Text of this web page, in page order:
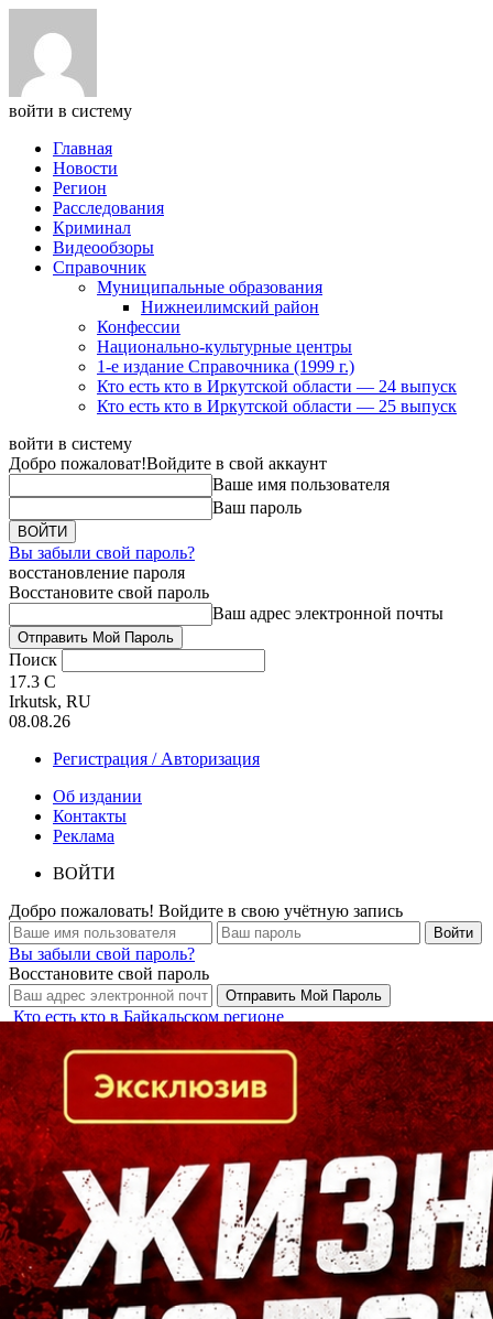
войти в систему
Главная
Новости
Регион
Расследования
Криминал
Видеообзоры
Справочник
Муниципальные образования
Нижнеилимский район
Конфессии
Национально-культурные центры
1-е издание Справочника (1999 г.)
Кто есть кто в Иркутской области — 24 выпуск
Кто есть кто в Иркутской области — 25 выпуск
войти в систему
Добро пожаловат!Войдите в свой аккаунт
Ваше имя пользователя
Ваш пароль
Вы забыли свой пароль?
восстановление пароля
Восстановите свой пароль
Ваш адрес электронной почты
Поиск
17.3 C
Irkutsk, RU
08.08.26
Регистрация / Авторизация
Об издании
Контакты
Реклама
ВОЙТИ
Добро пожаловать! Войдите в свою учётную запись
Вы забыли свой пароль?
Восстановите свой пароль
Кто есть кто в Байкальском регионе